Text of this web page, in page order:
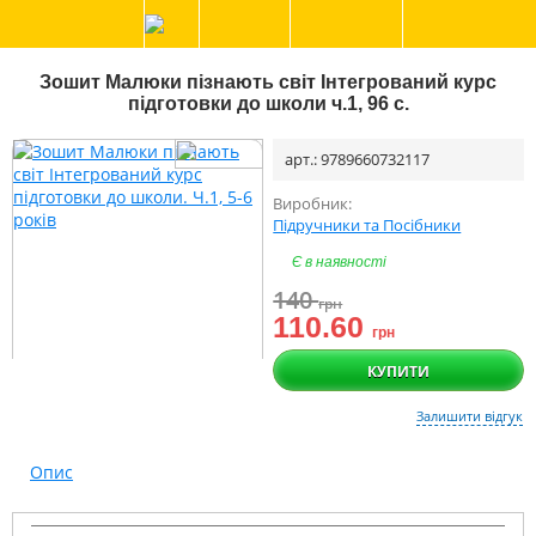
Зошит Малюки пізнають світ Інтегрований курс
підготовки до школи ч.1, 96 с.
арт.: 9789660732117
Виробник:
Підручники та Посібники
Є в наявності
140грн
110.60грн
КУПИТИ
Залишити відгук
Опис